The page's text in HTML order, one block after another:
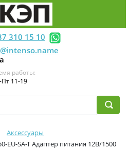
310 15 10
работы:
11-19
Аксессуары
EU-SA-T Адаптер питания 12В/1500